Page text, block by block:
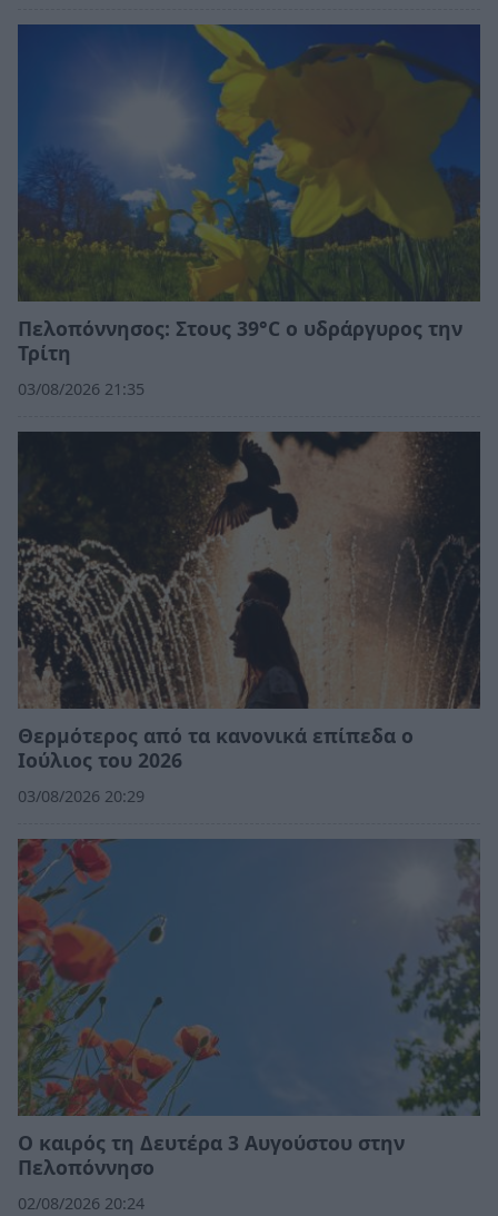
Πελοπόννησος: Στους 39°C ο υδράργυρος την
Τρίτη
03/08/2026 21:35
Θερμότερος από τα κανονικά επίπεδα ο
Ιούλιος του 2026
03/08/2026 20:29
Ο καιρός τη Δευτέρα 3 Αυγούστου στην
Πελοπόννησο
02/08/2026 20:24